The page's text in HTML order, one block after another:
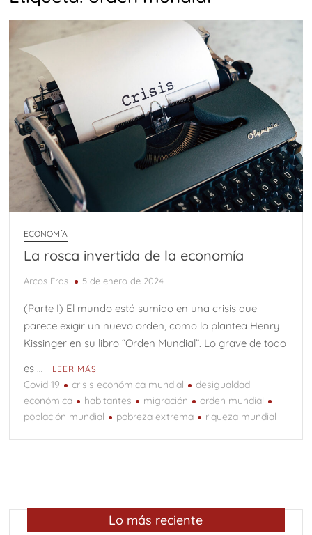
ECONOMÍA
La rosca invertida de la economía
Arcos Eras 5 de enero de 2024
(Parte I) El mundo está sumido en una crisis que
parece exigir un nuevo orden, como lo plantea Henry
Kissinger en su libro “Orden Mundial”. Lo grave de todo
es …
LEER MÁS
Covid-19 crisis económica mundial
desigualdad
económica
habitantes migración
orden mundial
población mundial
pobreza extrema riqueza mundial
Lo más reciente